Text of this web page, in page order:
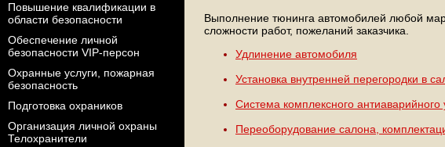
Повышение квалификации в
области безопасности
Обеспечение личной
безопасности VIP-персон
Охранные услуги, пожарная
безопасность
Подготовка охраников
Организация личной охраны
Телохранители
Выполнение тюнинга автомобилей любой
сложности работ, пожеланий заказчика.
Удлинение автомобиля
Установка внутренней перегородки в
Система комплексного антиаварийного
Переоборудование салона,